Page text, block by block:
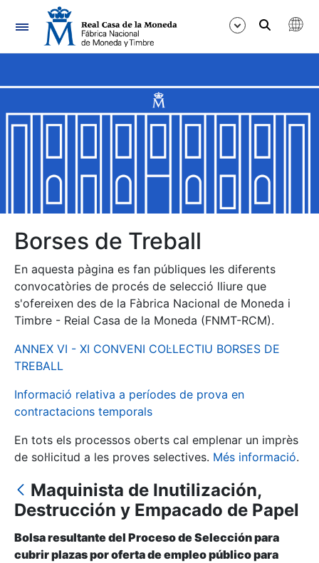
Navegació
Mostra/Amaga
Mostra/Amaga
Mostra/Amaga
Mostra/Amaga
Mostra/Amaga
Mostra/Amaga
Borses de Treball
En aquesta pàgina es fan públiques les diferents
convocatòries de procés de selecció lliure que
s'ofereixen des de la Fàbrica Nacional de Moneda i
Timbre - Reial Casa de la Moneda (FNMT-RCM).
ANNEX VI - XI CONVENI COL·LECTIU BORSES DE
TREBALL
Informació relativa a períodes de prova en
contractacions temporals
En tots els processos oberts cal emplenar un imprès
de sol·licitud a les proves selectives. Més informació.
Maquinista de Inutilización,
Destrucción y Empacado de Papel
Bolsa resultante del Proceso de Selección para
cubrir plazas por oferta de empleo público para